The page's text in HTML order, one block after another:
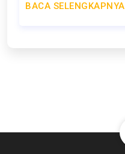
BACA SELENGKAPNYA